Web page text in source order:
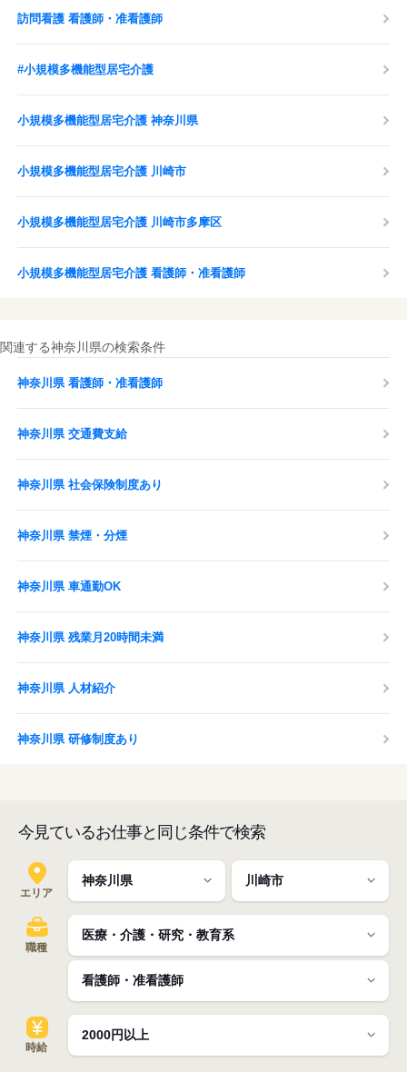
訪問看護 看護師・准看護師
#小規模多機能型居宅介護
小規模多機能型居宅介護 神奈川県
小規模多機能型居宅介護 川崎市
小規模多機能型居宅介護 川崎市多摩区
小規模多機能型居宅介護 看護師・准看護師
関連する神奈川県の検索条件
神奈川県 看護師・准看護師
神奈川県 交通費支給
神奈川県 社会保険制度あり
神奈川県 禁煙・分煙
神奈川県 車通勤OK
神奈川県 残業月20時間未満
神奈川県 人材紹介
神奈川県 研修制度あり
今見ているお仕事と同じ条件で検索
エリア
職種
時給